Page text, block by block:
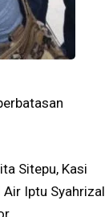
Sitepu, Kasi
Air Iptu Syahrizal